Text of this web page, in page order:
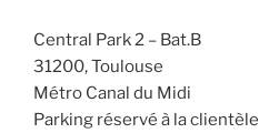
Central Park 2 – Bat.B
31200, Toulouse
Métro Canal du Midi
Parking réservé à la clientèle